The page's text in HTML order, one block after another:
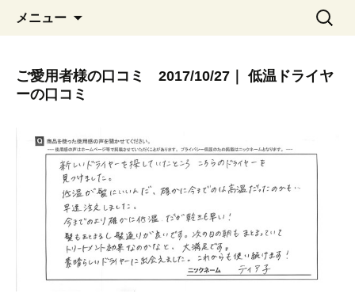
メニュー
ン
ツ
へ
動
検
索:
ご愛用者様の口コミ 2017/10/27｜ 低温ドライヤ
ーの口コミ